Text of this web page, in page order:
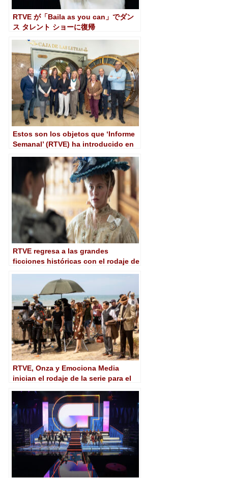
RTVE が「Baila as you can」でダン
ス タレント ショーに復帰
Estos son los objetos que ‘Informe
Semanal’ (RTVE) ha introducido en
Cervantes
RTVE regresa a las grandes
ficciones históricas con el rodaje de
RTVE, Onza y Emociona Media
inician el rodaje de la serie para el
Inglés’